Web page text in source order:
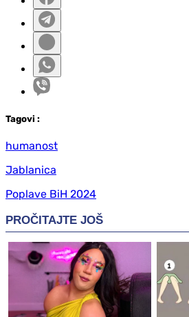
Tagovi :
humanost
Jablanica
Poplave BiH 2024